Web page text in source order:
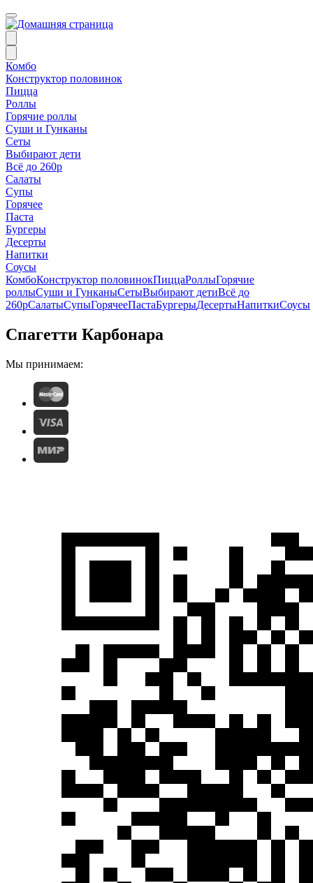
Комбо
Конструктор половинок
Пицца
Роллы
Горячие роллы
Суши и Гунканы
Сеты
Выбирают дети
Всё до 260р
Салаты
Супы
Горячее
Паста
Бургеры
Десерты
Напитки
Соусы
КомбоКонструктор половинокПиццаРоллыГорячие
роллыСуши и ГунканыСетыВыбирают детиВсё до
260рСалатыСупыГорячееПастаБургерыДесертыНапиткиСоусы
Спагетти Карбонара
Мы принимаем: